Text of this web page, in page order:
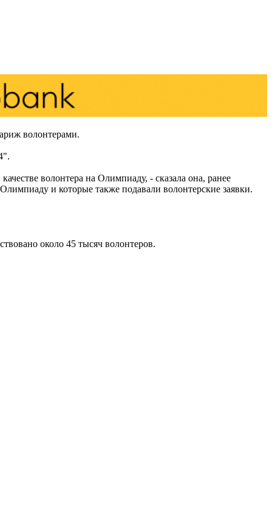
волонтерами.
волонтера на Олимпиаду, - сказала она, ранее
и которые также подавали волонтерские заявки.
около 45 тысяч волонтеров.